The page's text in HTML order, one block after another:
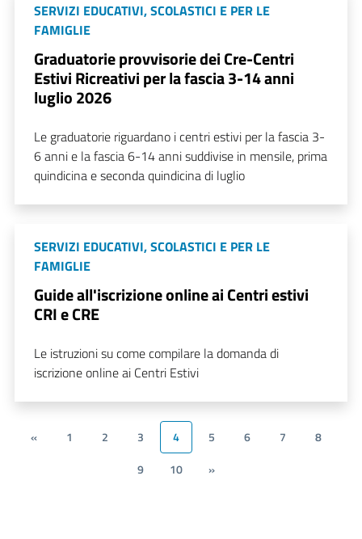
SERVIZI EDUCATIVI, SCOLASTICI E PER LE
FAMIGLIE
Graduatorie provvisorie dei Cre-Centri
Estivi Ricreativi per la fascia 3-14 anni
luglio 2026
Le graduatorie riguardano i centri estivi per la fascia 3-
6 anni e la fascia 6-14 anni suddivise in mensile, prima
quindicina e seconda quindicina di luglio
SERVIZI EDUCATIVI, SCOLASTICI E PER LE
FAMIGLIE
Guide all'iscrizione online ai Centri estivi
CRI e CRE
Le istruzioni su come compilare la domanda di
iscrizione online ai Centri Estivi
« 1 2 3 4 5 6 7
8
9
10 »